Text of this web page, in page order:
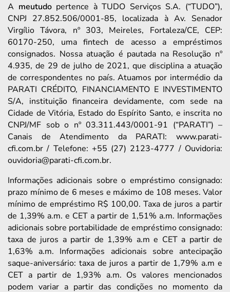
A meutudopertence à TUDO Serviços S.A. (“TUDO”),
CNPJ 27.852.506/0001-85, localizada à Av. Senador
Virgílio Távora, nº 303, Meireles, Fortaleza/CE, CEP:
60170-250, uma fintech de acesso a empréstimos
consignados. Nossa atuação é pautada na Resolução nº
4.935, de 29 de julho de 2021, que disciplina a atuação
de correspondentes no país. Atuamos por intermédio da
PARATI CRÉDITO, FINANCIAMENTO E INVESTIMENTO
S/A, instituição financeira devidamente, com sede na
Cidade de Vitória, Estado do Espírito Santo, e inscrita no
CNPJ/MF sob o nº 03.311.443/0001-91 (“PARATI”) –
Canais de Atendimento da PARATI: www.parati-
cfi.com.br / Telefone: +55 (27) 2123-4777 / Ouvidoria:
ouvidoria@parati-cfi.com.br.
Informações adicionais sobre o empréstimo consignado:
prazo mínimo de 6 meses e máximo de 108 meses. Valor
mínimo de empréstimo R$ 100,00. Taxa de juros a partir
de 1,39% a.m. e CET a partir de 1,51% a.m. Informações
adicionais sobre portabilidade de empréstimo consignado:
taxa de juros a partir de 1,39% a.m e CET a partir de
1,63% a.m. Informações adicionais sobre antecipação
saque-aniversário: taxa de juros a partir de 1,79% a.m e
CET a partir de 1,93% a.m. Os valores mencionados
podem variar a partir das condições no momento da